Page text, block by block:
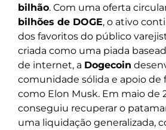
bilhão. Com uma oferta
bilhões de DOGE, o ativo
dos favoritos do público
criada como uma piada
de internet, a Dogecoin
comunidade sólida e apoio de
como Elon Musk. Em maio de
conseguiu recuperar o
uma liquidação generalizada,